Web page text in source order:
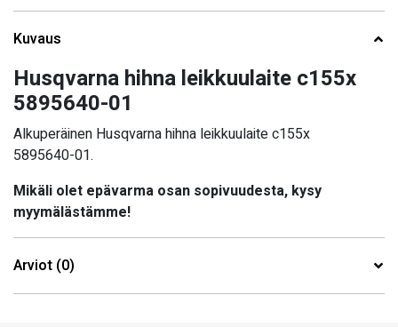
Kuvaus
Husqvarna hihna leikkuulaite c155x
5895640-01
Alkuperäinen Husqvarna hihna leikkuulaite c155x
5895640-01.
Mikäli olet epävarma osan sopivuudesta, kysy
myymälästämme!
Arviot (0)